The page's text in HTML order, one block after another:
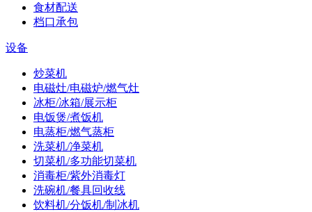
食材配送
档口承包
设备
炒菜机
电磁灶/电磁炉/燃气灶
冰柜/冰箱/展示柜
电饭煲/煮饭机
电蒸柜/燃气蒸柜
洗菜机/净菜机
切菜机/多功能切菜机
消毒柜/紫外消毒灯
洗碗机/餐具回收线
饮料机/分饭机/制冰机